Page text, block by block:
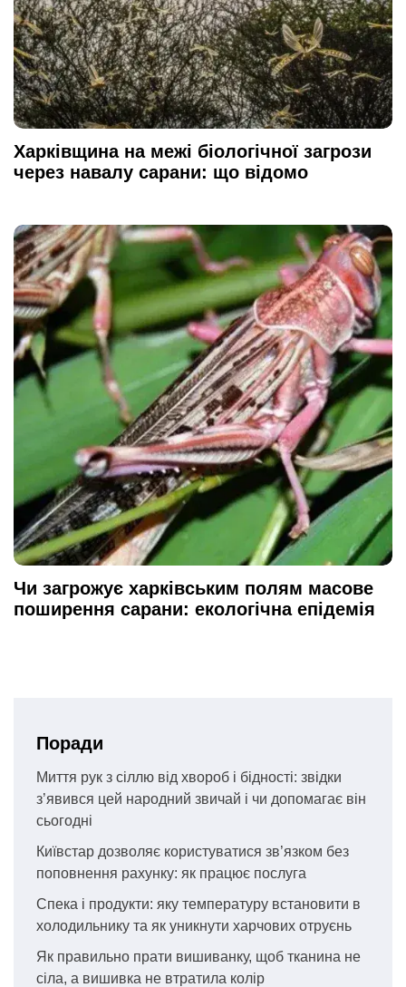
Харківщина на межі біологічної загрози
через навалу сарани: що відомо
Чи загрожує харківським полям масове
поширення сарани: екологічна епідемія
Поради
Миття рук з сіллю від хвороб і бідності: звідки
з’явився цей народний звичай і чи допомагає він
сьогодні
Київстар дозволяє користуватися зв’язком без
поповнення рахунку: як працює послуга
Спека і продукти: яку температуру встановити в
холодильнику та як уникнути харчових отруєнь
Як правильно прати вишиванку, щоб тканина не
сіла, а вишивка не втратила колір